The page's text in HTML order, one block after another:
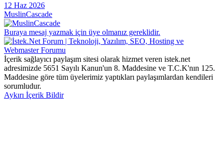
12 Haz 2026
MuslinCascade
Buraya mesaj yazmak için üye olmanız gereklidir.
İçerik sağlayıcı paylaşım sitesi olarak hizmet veren istek.net
adresimizde 5651 Sayılı Kanun'un 8. Maddesine ve T.C.K'nın 125.
Maddesine göre tüm üyelerimiz yaptıkları paylaşımlardan kendileri
sorumludur.
Aykırı İçerik Bildir